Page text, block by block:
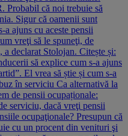
Probabil că noi trebuie să
Sigur că oamenii sunt
a ajuns cu aceste pensii
vreţi să le spuneţi, de
declarat Stolojan. Citește și:
să explice cum s-a ajuns
El vrea să știe și cum s-a
în serviciu Ca alternativă la
de pensii ocupaționale:
serviciu, dacă vreţi pensii
ocupaţionale? Presupun că
cu un procent din venituri şi